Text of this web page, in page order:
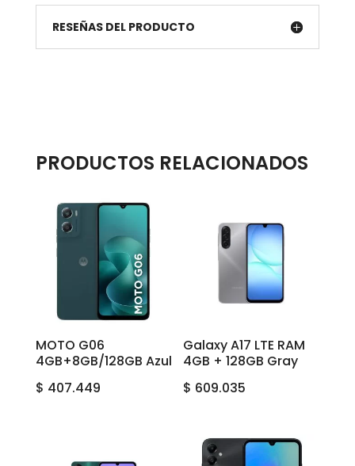
RESEÑAS DEL PRODUCTO
PRODUCTOS RELACIONADOS
MOTO G06
4GB+8GB/128GB Azul
$ 407.449
Galaxy A17 LTE RAM
4GB + 128GB Gray
$ 609.035